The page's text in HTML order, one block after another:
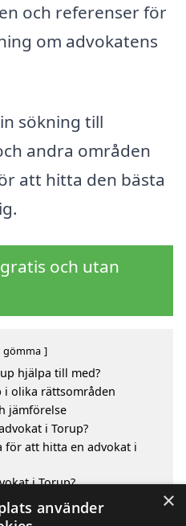
och referenser för
om advokatens
sökning till
andra områden
att hitta den bästa
och utan
gömma
hjälpa till med?
i olika rättsområden
jämförelse
i Torup?
för att hitta en advokat i
i Torup?
i Torup
i de omgivande
×
använder